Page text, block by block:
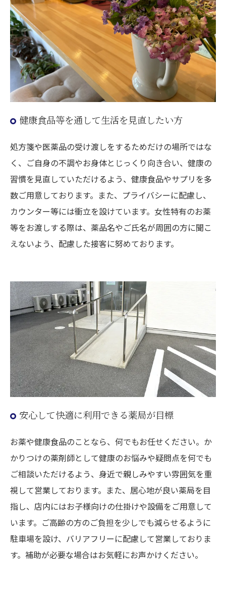
健康食品等を通して生活を見直したい方
処方箋や医薬品の受け渡しをするためだけの場所ではな
く、ご自身の不調やお身体とじっくり向き合い、健康の
習慣を見直していただけるよう、健康食品やサプリを多
数ご用意しております。また、プライバシーに配慮し、
カウンター等には衝立を設けています。女性特有のお薬
等をお渡しする際は、薬品名やご氏名が周囲の方に聞こ
えないよう、配慮した接客に努めております。
安心して快適に利用できる薬局が目標
お薬や健康食品のことなら、何でもお任せください。か
かりつけの薬剤師として健康のお悩みや疑問点を何でも
ご相談いただけるよう、身近で親しみやすい雰囲気を重
視して営業しております。また、居心地が良い薬局を目
指し、店内にはお子様向けの仕掛けや設備をご用意して
います。ご高齢の方のご負担を少しでも減らせるように
駐車場を設け、バリアフリーに配慮して営業しておりま
す。補助が必要な場合はお気軽にお声かけください。